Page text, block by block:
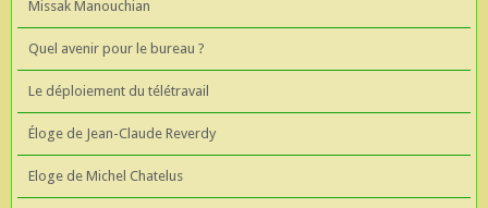
Missak Manouchian
Quel avenir pour le bureau ?
Le déploiement du télétravail
Éloge de Jean-Claude Reverdy
Eloge de Michel Chatelus